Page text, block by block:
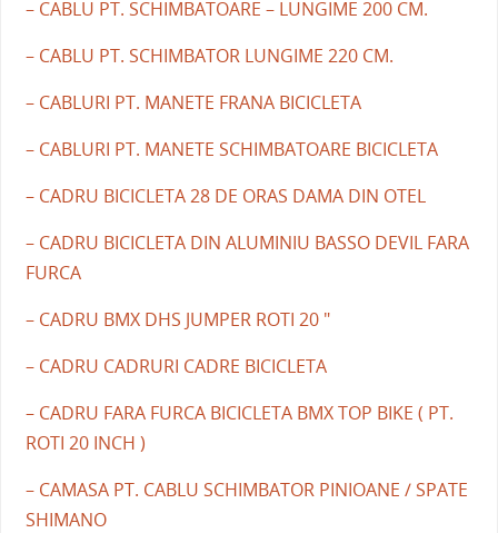
– CABLU PT. SCHIMBATOARE – LUNGIME 200 CM.
– CABLU PT. SCHIMBATOR LUNGIME 220 CM.
– CABLURI PT. MANETE FRANA BICICLETA
– CABLURI PT. MANETE SCHIMBATOARE BICICLETA
– CADRU BICICLETA 28 DE ORAS DAMA DIN OTEL
– CADRU BICICLETA DIN ALUMINIU BASSO DEVIL FARA
FURCA
– CADRU BMX DHS JUMPER ROTI 20 "
– CADRU CADRURI CADRE BICICLETA
– CADRU FARA FURCA BICICLETA BMX TOP BIKE ( PT.
ROTI 20 INCH )
– CAMASA PT. CABLU SCHIMBATOR PINIOANE / SPATE
SHIMANO